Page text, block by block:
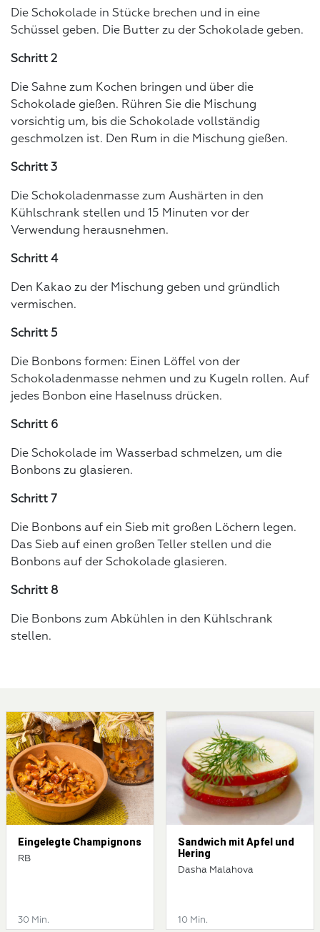
Die Schokolade in Stücke brechen und in eine
Schüssel geben. Die Butter zu der Schokolade geben.
Schritt 2
Die Sahne zum Kochen bringen und über die
Schokolade gießen. Rühren Sie die Mischung
vorsichtig um, bis die Schokolade vollständig
geschmolzen ist. Den Rum in die Mischung gießen.
Schritt 3
Die Schokoladenmasse zum Aushärten in den
Kühlschrank stellen und 15 Minuten vor der
Verwendung herausnehmen.
Schritt 4
Den Kakao zu der Mischung geben und gründlich
vermischen.
Schritt 5
Die Bonbons formen: Einen Löffel von der
Schokoladenmasse nehmen und zu Kugeln rollen. Auf
jedes Bonbon eine Haselnuss drücken.
Schritt 6
Die Schokolade im Wasserbad schmelzen, um die
Bonbons zu glasieren.
Schritt 7
Die Bonbons auf ein Sieb mit großen Löchern legen.
Das Sieb auf einen großen Teller stellen und die
Bonbons auf der Schokolade glasieren.
Schritt 8
Die Bonbons zum Abkühlen in den Kühlschrank
stellen.
Eingelegte Champignons
RB
30 Min.
Sandwich mit Apfel und
Hering
Dasha Malahova
10 Min.